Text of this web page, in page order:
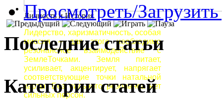
Личность и История
Лидерство, харизматичность, особая
миссия – для этого необходимо
резонансное взаимодействие с
ЗемлеТочками. Земля питает,
усиливает, акцентирует, напрягает
соответствующие точки натальной
карты. Без сильного резонанса нет
сильных персон.
Просмотреть/
Последние статьи
Категории статей